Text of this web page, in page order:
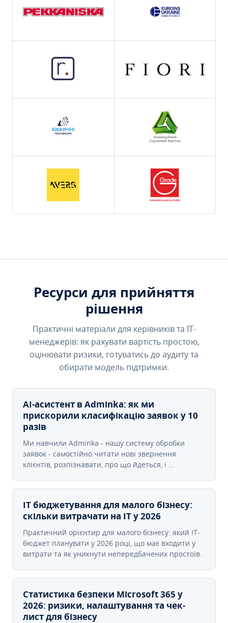
Ресурси для прийняття
рішення
Практичні матеріали для керівників та IT-
менеджерів: як рахувати вартість простою,
оцінювати ризики, готуватись до аудиту та
обирати модель підтримки.
AI-асистент в Adminka: як ми
прискорили класифікацію заявок у 10
разів
Ми навчили Adminka - нашу систему обробки
заявок - самостійно читати нові звернення
клієнтів, розпізнавати, про що йдеться, і …
IT бюджетування для малого бізнесу:
скільки витрачати на IT у 2026
Практичний орієнтир для малого бізнесу: який IT-
бюджет планувати у 2026 році, що має входити у
витрати та як уникнути непередбачених простоїв.
Статистика безпеки Microsoft 365 у
2026: ризики, налаштування та чек-
лист для бізнесу